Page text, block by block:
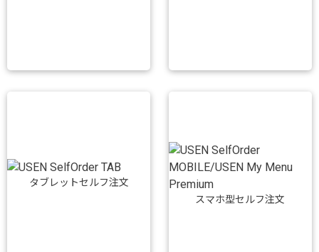
タブレットセルフ注文
スマホ型セルフ注文